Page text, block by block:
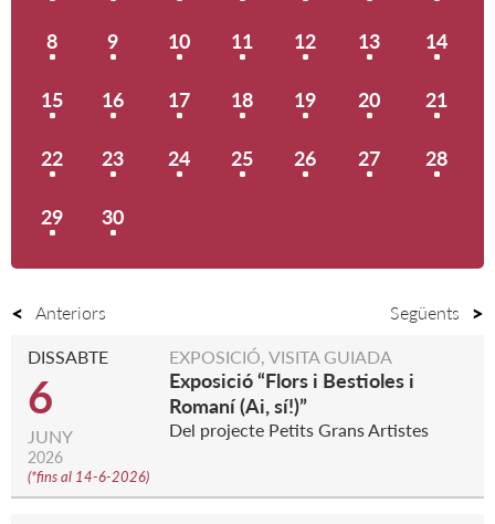
8 9 10 11 12 13 14
15 16 17 18 19 20 21
22 23 24 25 26 27 28
29 30
Anteriors Següents
DISSABTE
6
JUNY
2026
(*fins al 14-6-2026)
EXPOSICIÓ, VISITA GUIADA
Exposició “Flors i Bestioles i
Romaní (Ai, sí!)”
Del projecte Petits Grans Artistes